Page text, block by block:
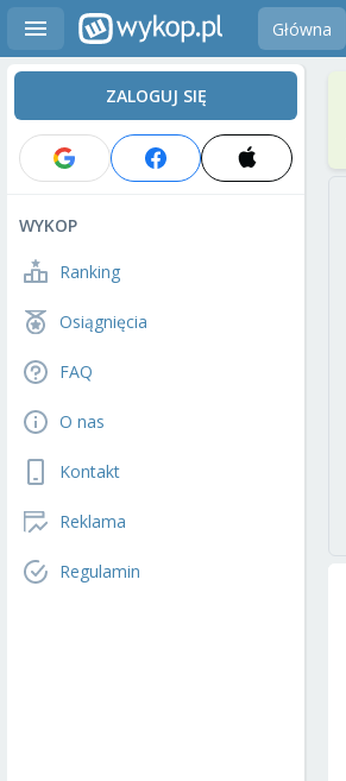
Główna
ZALOGUJ SIĘ
WYKOP
Ranking
Osiągnięcia
FAQ
O nas
Kontakt
Reklama
Regulamin